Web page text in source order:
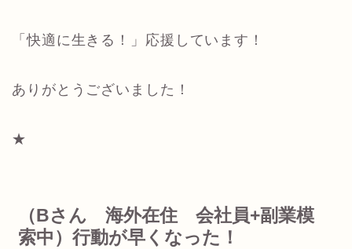
「快適に生きる！」応援しています！
ありがとうございました！
★
（Bさん 海外在住 会社員+副業模
索中）行動が早くなった！